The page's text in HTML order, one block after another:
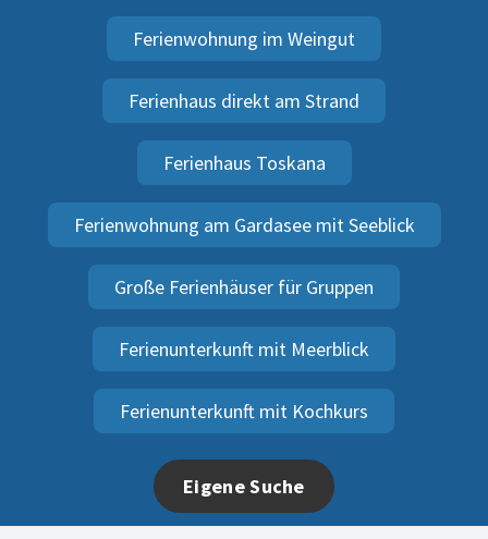
Ferienwohnung im Weingut
Ferienhaus direkt am Strand
Ferienhaus Toskana
Ferienwohnung am Gardasee mit Seeblick
Große Ferienhäuser für Gruppen
Ferienunterkunft mit Meerblick
Ferienunterkunft mit Kochkurs
Eigene Suche